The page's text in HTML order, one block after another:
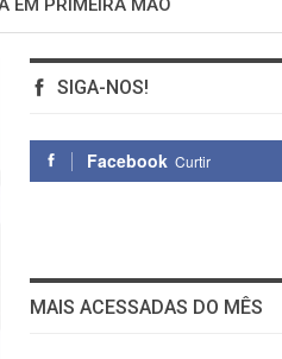
EM PRIMEIRA MÃO
SIGA-NOS!
Facebook Curtir
MAIS ACESSADAS DO MÊS